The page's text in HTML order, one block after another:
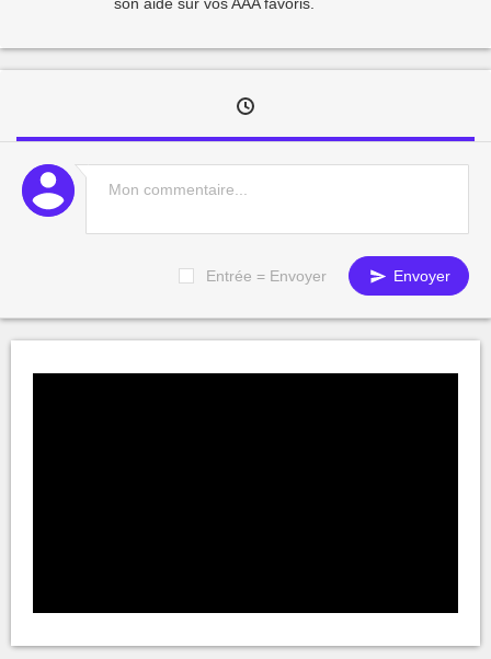
son aide sur vos AAA favoris.
Entrée = Envoyer Envoyer